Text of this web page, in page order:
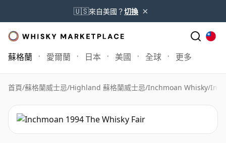
🇺🇸來自美國？切換 ×
蘇格蘭 愛爾蘭 日本 美國 全球 更多
首頁/蘇格蘭威士忌/Highland 蘇格蘭威士忌/Inchmoan Whisky/